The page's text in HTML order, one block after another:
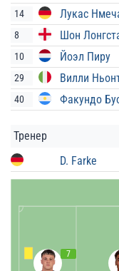
14 Лукас
8 Шон
10 Йоэл Пиру
29 Вилли
40 Факундо
Тренер
D. Farke
7